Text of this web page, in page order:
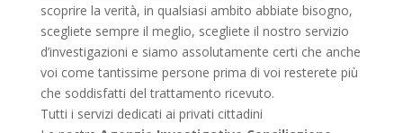
scoprire la verità, in qualsiasi ambito abbiate bisogno,
scegliete sempre il meglio, scegliete il nostro servizio
d’investigazioni e siamo assolutamente certi che anche
voi come tantissime persone prima di voi resterete più
che soddisfatti del trattamento ricevuto.
Tutti i servizi dedicati ai privati cittadini